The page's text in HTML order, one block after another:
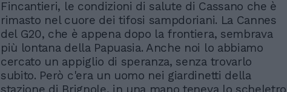
Fincantieri, le condizioni di salute di Cassano che è
rimasto nel cuore dei tifosi sampdoriani. La Cannes
del G20, che è appena dopo la frontiera, sembrava
più lontana della Papuasia. Anche noi lo abbiamo
cercato un appiglio di speranza, senza trovarlo
subito. Però c'era un uomo nei giardinetti della